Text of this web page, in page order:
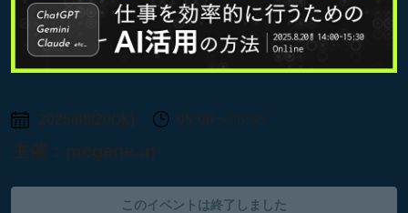
2025/08/20(水) 〜06:30
主催： megane.in
このイベントは終了しました